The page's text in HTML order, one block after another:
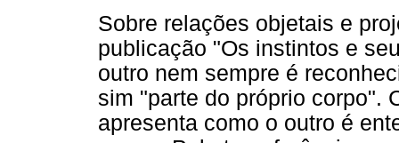
Sobre relações objetais e
publicação "Os instintos e
outro nem sempre é
sim "parte do próprio corpo".
apresenta como o outro é